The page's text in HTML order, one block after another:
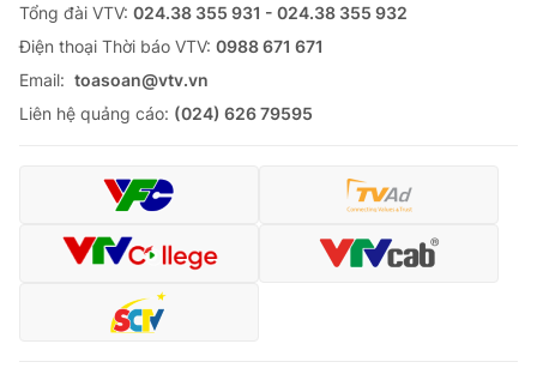
Tổng đài VTV: 024.38 355 931 - 024.38 355 932
Ðiện thoại Thời báo VTV: 0988 671 671
Email: toasoan@vtv.vn
Liên hệ quảng cáo: (024) 626 79595